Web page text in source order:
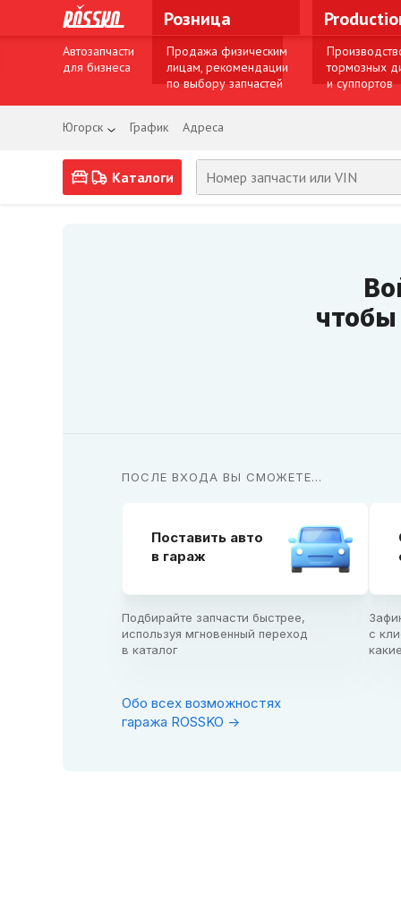
Розница
Автозапчасти
для бизнеса
Продажа физическим
лицам, рекомендации
по выбору запчастей
тормозных
и суппортов
Югорск График Адреса
Каталоги
чтобы
ПОСЛЕ ВХОДА ВЫ СМОЖЕТЕ...
Поставить авто
в гараж
Подбирайте запчасти быстрее,
используя мгновенный переход
в каталог
с
Обо всех возможностях
гаража ROSSKO ->